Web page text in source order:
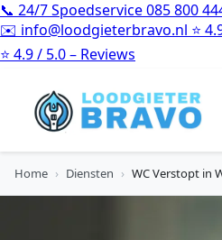
📞 24/7 Spoedservice085 800
✉️ info@loodgieterbravo.nl ⭐
⭐ 4.9 / 5.0 – Reviews
Home › Diensten › WC Verstopt in